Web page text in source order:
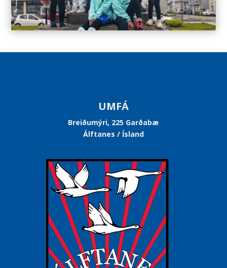
UMFÁ
Breiðumýri, 225 Garðabæ
Álftanes / Ísland